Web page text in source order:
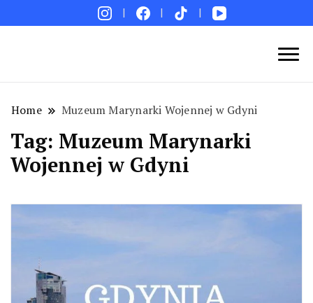
Blog podróżniczy. Najpiękniejsze miejsca w Polsce i
na świecie. Ciekawe miejsca. Pomysły na weekend i
wakacje. Porady. Relacje z podróży.
Home Muzeum Marynarki Wojennej w Gdyni
Tag: Muzeum Marynarki
Wojennej w Gdyni